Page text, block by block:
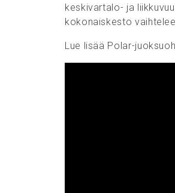
keskivartalo- ja
kokonaiskesto
Lue lisää Polar-